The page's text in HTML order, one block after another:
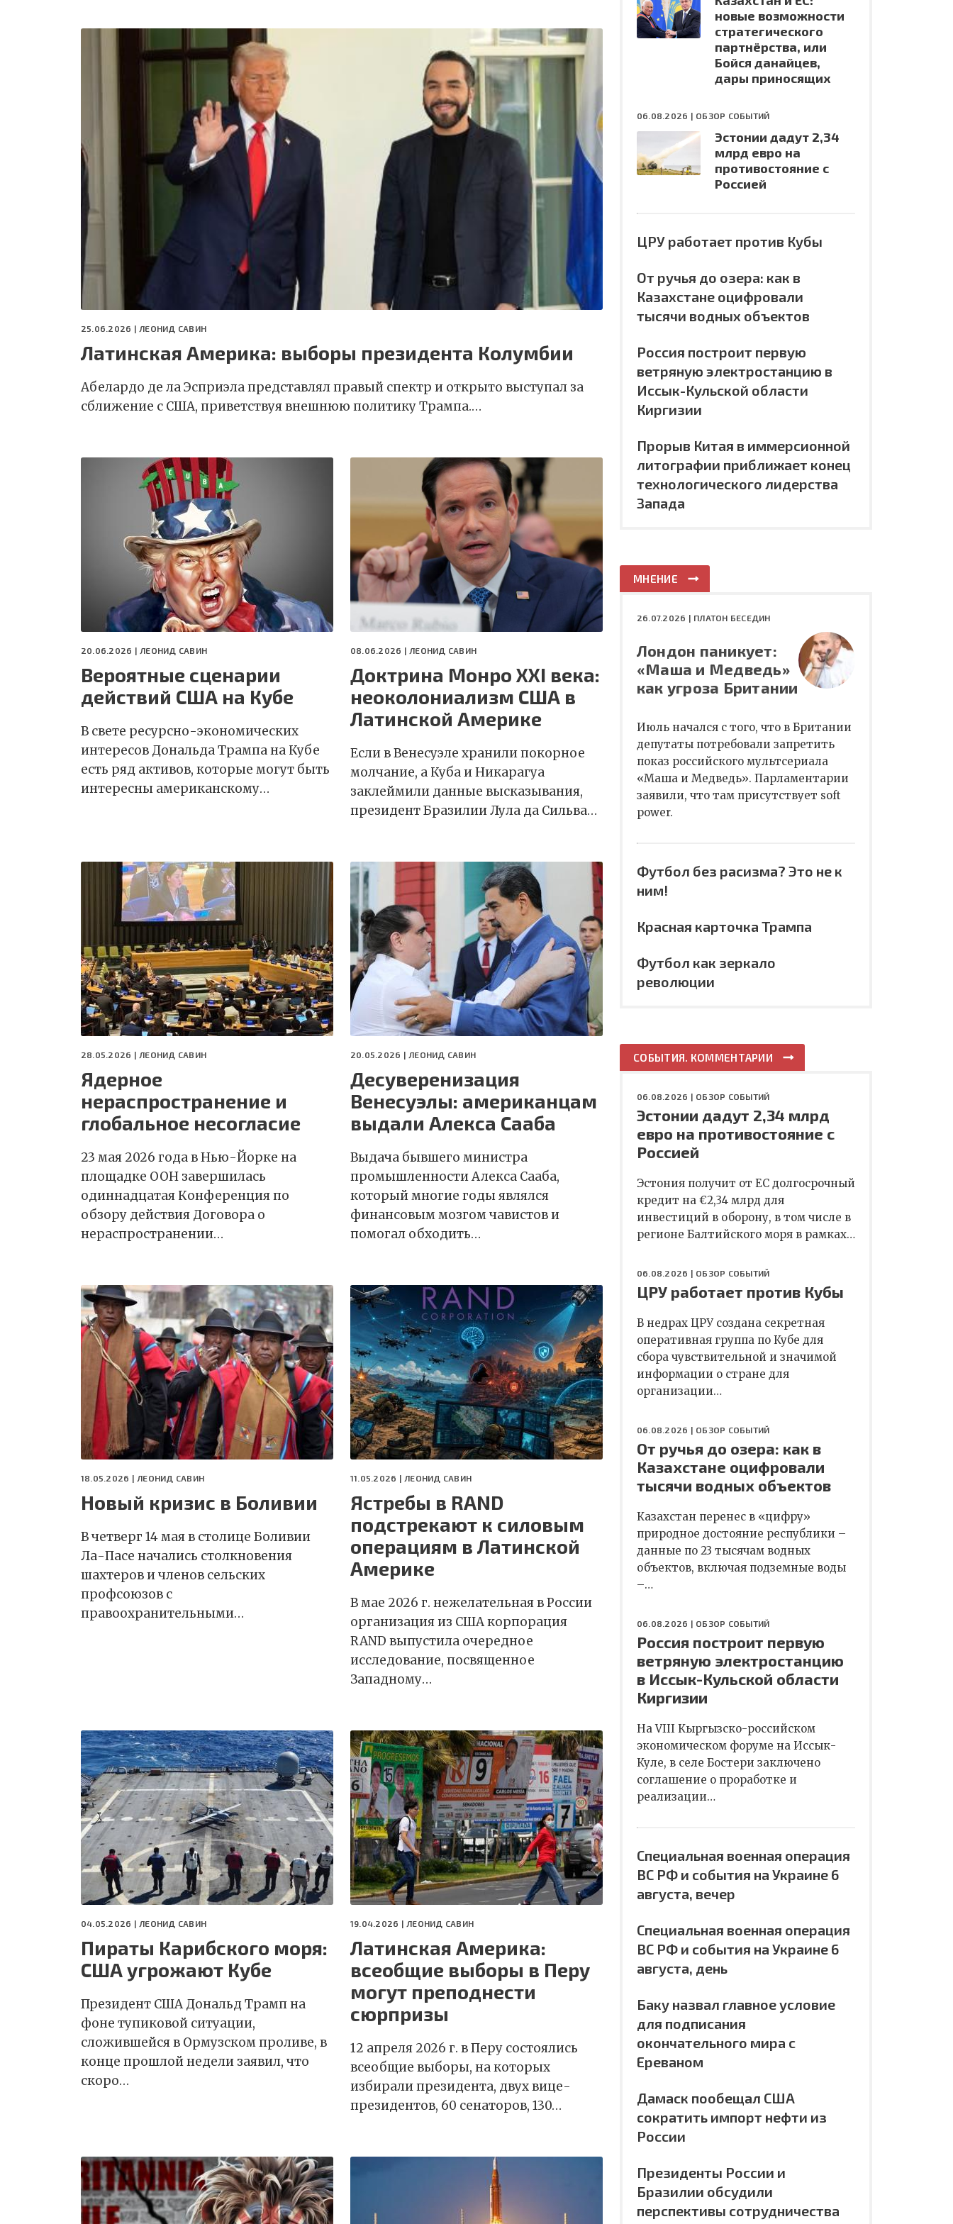
25.06.2026 | ЛЕОНИД САВИН
Латинская Америка: выборы президента Колумбии
Абелардо де ла Эсприэла представлял правый спектр и открыто выступал за
сближение с США, приветствуя внешнюю политику Трампа.…
20.06.2026 | ЛЕОНИД САВИН
Вероятные сценарии
действий США на Кубе
В свете ресурсно-экономических
интересов Дональда Трампа на Кубе
есть ряд активов, которые могут быть
интересны американскому…
08.06.2026 | ЛЕОНИД САВИН
Доктрина Монро XXI века:
неоколониализм США в
Латинской Америке
Если в Венесуэле хранили покорное
молчание, а Куба и Никарагуа
заклеймили данные высказывания,
президент Бразилии Лула да Сильва…
28.05.2026 | ЛЕОНИД САВИН
Ядерное
нераспространение и
глобальное несогласие
23 мая 2026 года в Нью-Йорке на
площадке ООН завершилась
одиннадцатая Конференция по
обзору действия Договора о
нераспространении…
20.05.2026 | ЛЕОНИД САВИН
Десуверенизация
Венесуэлы: американцам
выдали Алекса Сааба
Выдача бывшего министра
промышленности Алекса Сааба,
который многие годы являлся
финансовым мозгом чавистов и
помогал обходить…
18.05.2026 | ЛЕОНИД САВИН
Новый кризис в Боливии
В четверг 14 мая в столице Боливии
Ла-Пасе начались столкновения
шахтеров и членов сельских
профсоюзов с
правоохранительными…
11.05.2026 | ЛЕОНИД САВИН
Ястребы в RAND
подстрекают к силовым
операциям в Латинской
Америке
В мае 2026 г. нежелательная в России
организация из США корпорация
RAND выпустила очередное
исследование, посвященное
Западному…
04.05.2026 | ЛЕОНИД САВИН
Пираты Карибского моря:
США угрожают Кубе
Президент США Дональд Трамп на
фоне тупиковой ситуации,
сложившейся в Ормузском проливе, в
конце прошлой недели заявил, что
скоро…
19.04.2026 | ЛЕОНИД САВИН
Латинская Америка:
всеобщие выборы в Перу
могут преподнести
сюрпризы
12 апреля 2026 г. в Перу состоялись
всеобщие выборы, на которых
избирали президента, двух вице-
президентов, 60 сенаторов, 130…
новые возможности
стратегического
партнёрства, или
Бойся данайцев,
дары приносящих
06.08.2026 | ОБЗОР СОБЫТИЙ
Эстонии дадут 2,34
млрд евро на
противостояние с
Россией
ЦРУ работает против Кубы
От ручья до озера: как в
Казахстане оцифровали
тысячи водных объектов
Россия построит первую
ветряную электростанцию в
Иссык-Кульской области
Киргизии
Прорыв Китая в иммерсионной
литографии приближает конец
технологического лидерства
Запада
МНЕНИЕ
26.07.2026 | ПЛАТОН БЕСЕДИН
Лондон паникует:
«Маша и Медведь»
как угроза Британии
Июль начался с того, что в Британии
депутаты потребовали запретить
показ российского мультсериала
«Маша и Медведь». Парламентарии
заявили, что там присутствует soft
power.
Футбол без расизма? Это не к
ним!
Красная карточка Трампа
Футбол как зеркало
революции
СОБЫТИЯ. КОММЕНТАРИИ
06.08.2026 | ОБЗОР СОБЫТИЙ
Эстонии дадут 2,34 млрд
евро на противостояние с
Россией
Эстония получит от ЕС долгосрочный
кредит на €2,34 млрд для
инвестиций в оборону, в том числе в
регионе Балтийского моря в рамках…
06.08.2026 | ОБЗОР СОБЫТИЙ
ЦРУ работает против Кубы
В недрах ЦРУ создана секретная
оперативная группа по Кубе для
сбора чувствительной и значимой
информации о стране для
организации…
06.08.2026 | ОБЗОР СОБЫТИЙ
От ручья до озера: как в
Казахстане оцифровали
тысячи водных объектов
Казахстан перенес в «цифру»
природное достояние республики –
данные по 23 тысячам водных
объектов, включая подземные воды
–…
06.08.2026 | ОБЗОР СОБЫТИЙ
Россия построит первую
ветряную электростанцию
в Иссык-Кульской области
Киргизии
На VIII Кыргызско-российском
экономическом форуме на Иссык-
Куле, в селе Бостери заключено
соглашение о проработке и
реализации…
Специальная военная операция
ВС РФ и события на Украине 6
августа, вечер
Специальная военная операция
ВС РФ и события на Украине 6
августа, день
Баку назвал главное условие
для подписания
окончательного мира с
Ереваном
Дамаск пообещал США
сократить импорт нефти из
России
Президенты России и
Бразилии обсудили
перспективы сотрудничества